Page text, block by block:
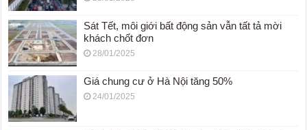
Sát Tết, môi giới bất động sản vẫn tất tả mời
khách chốt đơn
28/01/2025
Giá chung cư ở Hà Nội tăng 50%
24/01/2025